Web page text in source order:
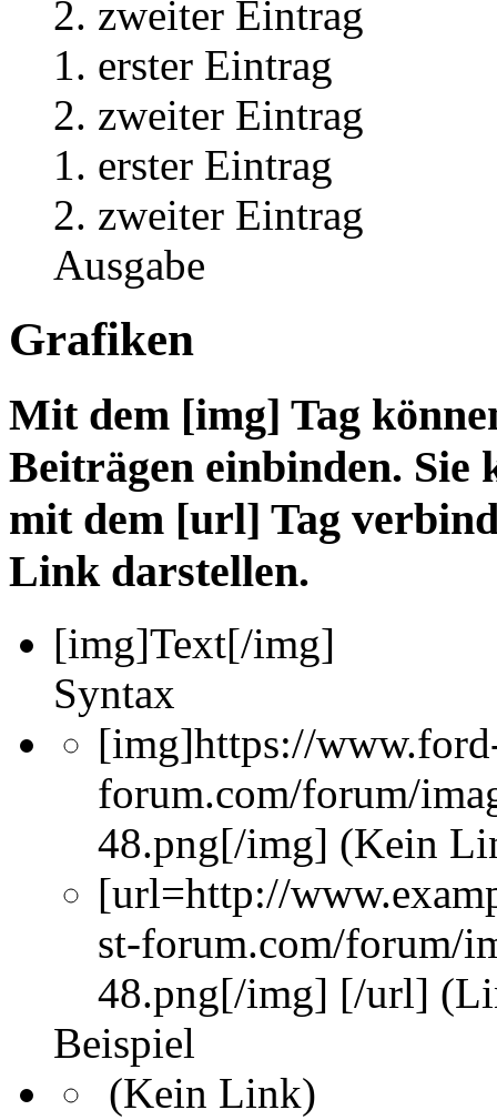
zweiter Eintrag
erster Eintrag
zweiter Eintrag
erster Eintrag
zweiter Eintrag
Ausgabe
Grafiken
Mit dem [img] Tag
Beiträgen einbinden. Sie
mit dem [url] Tag
Link darstellen.
[img]Text[/img]
Syntax
[img]https://
forum.com/forum/
48.png[/img] (Kein
[url=http://
st-forum.com/forum/
48.png[/img] [/url]
Beispiel
(Kein Link)